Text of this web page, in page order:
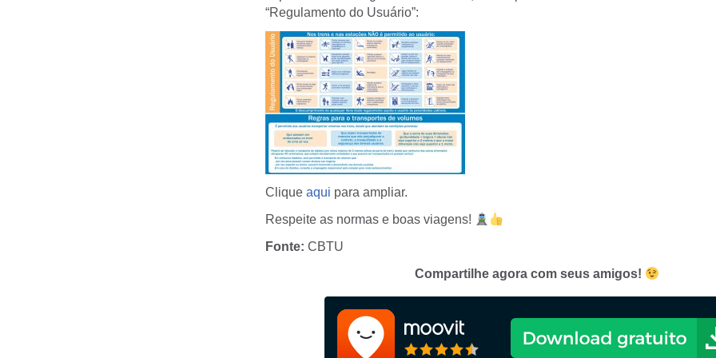
“Regulamento do Usuário”:
Clique aqui para ampliar.
Respeite as normas e boas viagens!
Fonte: CBTU
Compartilhe agora com seus amigos!